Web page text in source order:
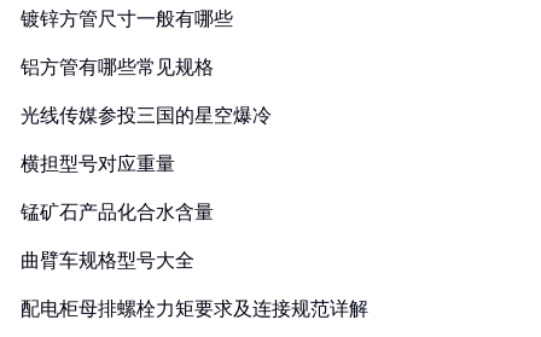
镀锌方管尺寸一般有哪些
铝方管有哪些常见规格
光线传媒参投三国的星空爆冷
横担型号对应重量
锰矿石产品化合水含量
曲臂车规格型号大全
配电柜母排螺栓力矩要求及连接规范详解